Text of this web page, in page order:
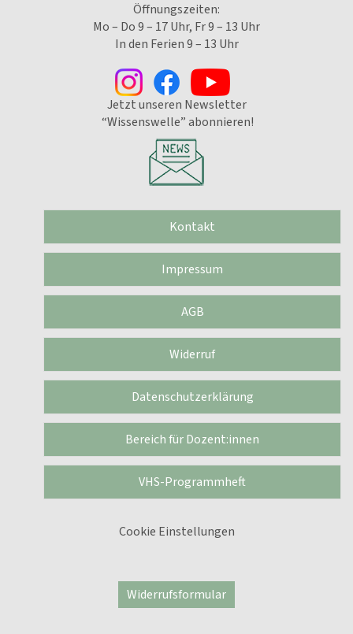
Öffnungszeiten:
Mo – Do 9 – 17 Uhr, Fr 9 – 13 Uhr
In den Ferien 9 – 13 Uhr
Jetzt unseren Newsletter
“Wissenswelle” abonnieren!
Kontakt
Impressum
AGB
Widerruf
Datenschutzerklärung
Bereich für Dozent:innen
VHS-Programmheft
Cookie Einstellungen
Widerrufsformular